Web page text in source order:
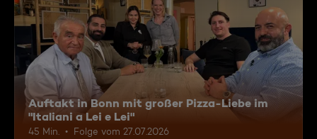
Auftakt in Bonn mit großer Pizza-Liebe im
"Italiani a Lei e Lei"
45 Min. Folge vom 27.07.2026